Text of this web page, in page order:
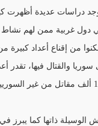
دراسات عديدة أظهرت
دول غربية ممن لهم نشاط
من إقناع أعداد كبيرة
الوسيلة ذاتها كما يبرز